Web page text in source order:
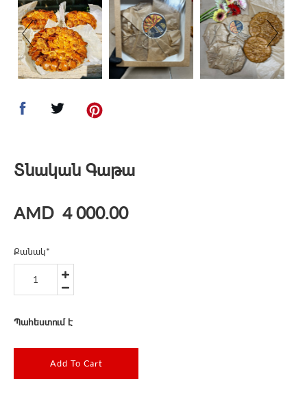
Տնական Գաթա
AMD 4 000.00
Քանակ*
Պահեստում է
Add To Cart